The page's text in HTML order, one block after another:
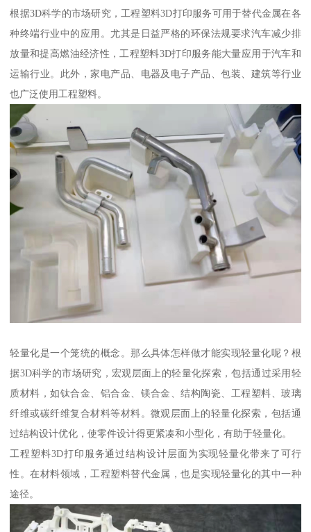
根据3D科学的市场研究，工程塑料3D打印服务可用于替代金属在各
种终端行业中的应用。尤其是日益严格的环保法规要求汽车减少排
放量和提高燃油经济性，工程塑料3D打印服务能大量应用于汽车和
运输行业。此外，家电产品、电器及电子产品、包装、建筑等行业
也广泛使用工程塑料。
轻量化是一个笼统的概念。那么具体怎样做才能实现轻量化呢？根
据3D科学的市场研究，宏观层面上的轻量化探索，包括通过采用轻
质材料，如钛合金、铝合金、镁合金、结构陶瓷、工程塑料、玻璃
纤维或碳纤维复合材料等材料。微观层面上的轻量化探索，包括通
过结构设计优化，使零件设计得更紧凑和小型化，有助于轻量化。
工程塑料3D打印服务通过结构设计层面为实现轻量化带来了可行
性。在材料领域，工程塑料替代金属，也是实现轻量化的其中一种
途径。